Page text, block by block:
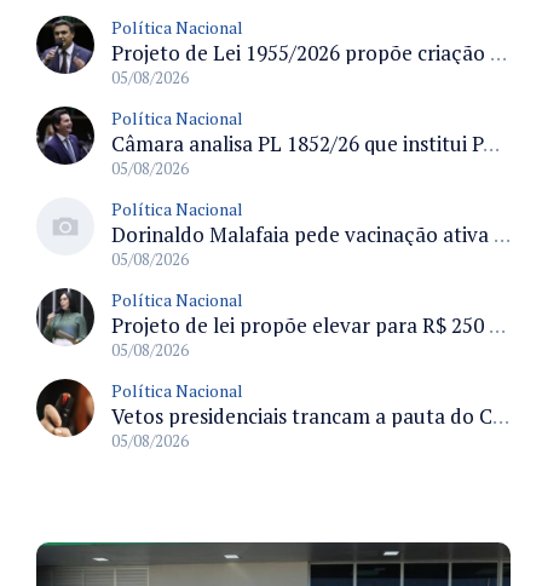
Política Nacional
Projeto de Lei 1955/2026 propõe criação de geração livre de fumo ao restringir venda de vapes a nascidos desde 1º de janeiro de 2009
05/08/2026
Política Nacional
Câmara analisa PL 1852/26 que institui Política Nacional de Gestão de Desempenho e Eficiência para servidores públicos
05/08/2026
Política Nacional
Dorinaldo Malafaia pede vacinação ativa ao Ministério da Saúde para reverter queda na cobertura vacinal no Brasil
05/08/2026
Política Nacional
Projeto de lei propõe elevar para R$ 250 mil limite de isenção do IPI para pessoas com deficiência e autismo
05/08/2026
Política Nacional
Vetos presidenciais trancam a pauta do Congresso com 87 itens pendentes e incluem trechos do Orçamento de 2026
05/08/2026